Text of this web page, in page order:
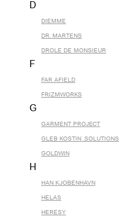
D
DIEMME
DR. MARTENS
DROLE DE MONSIEUR
F
FAR AFIELD
FRIZMWORKS
G
GARMENT PROJECT
GLEB KOSTIN .SOLUTIONS
GOLDWIN
H
HAN KJOBENHAVN
HELAS
HERESY